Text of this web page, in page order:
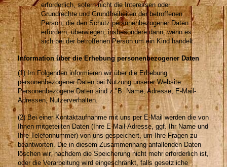
erforderlich, sofern nicht die Interessen oder
Grundrechte und Grundfreiheiten der betroffenen
Person, die den Schutz personenbezogener Daten
erfordern, überwiegen, insbesondere dann, wenn es
sich bei der betroffenen Person um ein Kind handelt.
Information über die Erhebung personenbezogener Daten
(1) Im Folgenden informieren wir über die Erhebung
personenbezogener Daten bei Nutzung unserer Website.
Personenbezogene Daten sind z."B. Name, Adresse, E-Mail-
Adressen, Nutzerverhalten.
(2) Bei einer Kontaktaufnahme mit uns per E-Mail werden die von
Ihnen mitgeteilten Daten (Ihre E-Mail-Adresse, ggf. Ihr Name und
Ihre Telefonnummer) von uns gespeichert, um Ihre Fragen zu
beantworten. Die in diesem Zusammenhang anfallenden Daten
löschen wir, nachdem die Speicherung nicht mehr erforderlich ist,
oder die Verarbeitung wird eingeschränkt, falls gesetzliche